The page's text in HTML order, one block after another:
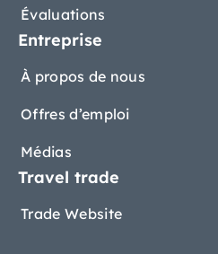
Évaluations
Entreprise
À propos de nous
Offres d’emploi
Médias
Travel trade
Trade Website